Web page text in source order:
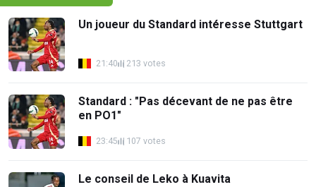
Un joueur du Standard intéresse Stuttgart
21:40 213 votes
Standard : "Pas décevant de ne pas être
en PO1"
23:45 107 votes
Le conseil de Leko à Kuavita